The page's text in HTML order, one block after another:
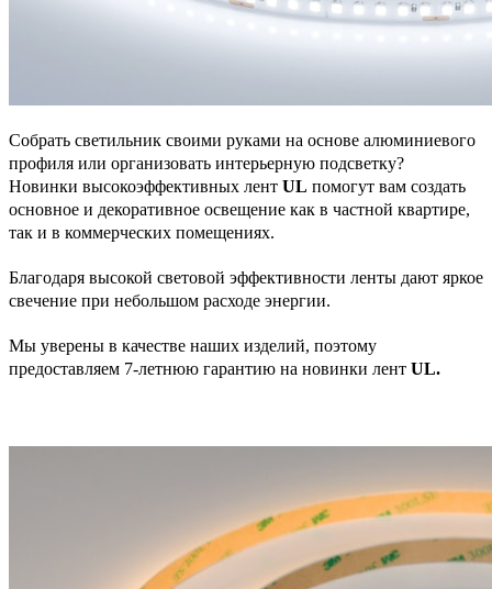
Собрать светильник своими руками на основе алюминиевого
профиля или организовать интерьерную подсветку?
Новинки высокоэффективных лент UL помогут вам создать
основное и декоративное освещение как в частной квартире,
так и в коммерческих помещениях.
Благодаря высокой световой эффективности ленты дают яркое
свечение при небольшом расходе энергии.
Мы уверены в качестве наших изделий, поэтому
предоставляем 7-летнюю гарантию на новинки лент UL.